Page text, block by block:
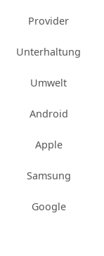
Provider
Unterhaltung
Umwelt
Android
Apple
Samsung
Google